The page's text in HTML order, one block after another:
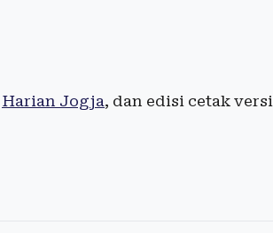
Harian Jogja, dan edisi cetak